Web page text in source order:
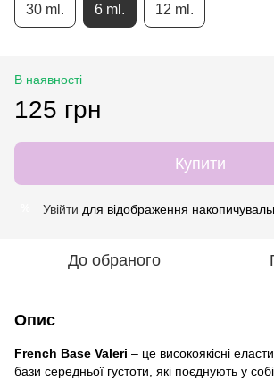
30 ml. 6 ml. 12 ml.
В наявності
125 грн
Купити
Увійти для відображення
До обраного
Опис
French Base Valeri – це високоякісні
бази середньої густоти, які поєднують у